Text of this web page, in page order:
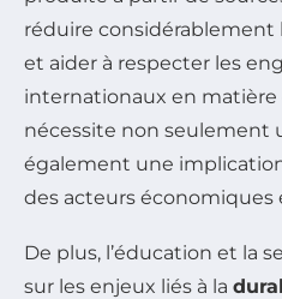
réduire considérablement
et aider à respecter les
internationaux en matière
nécessite non seulement
également une
des acteurs économiques
De plus, l’éducation et la
sur les enjeux liés à la